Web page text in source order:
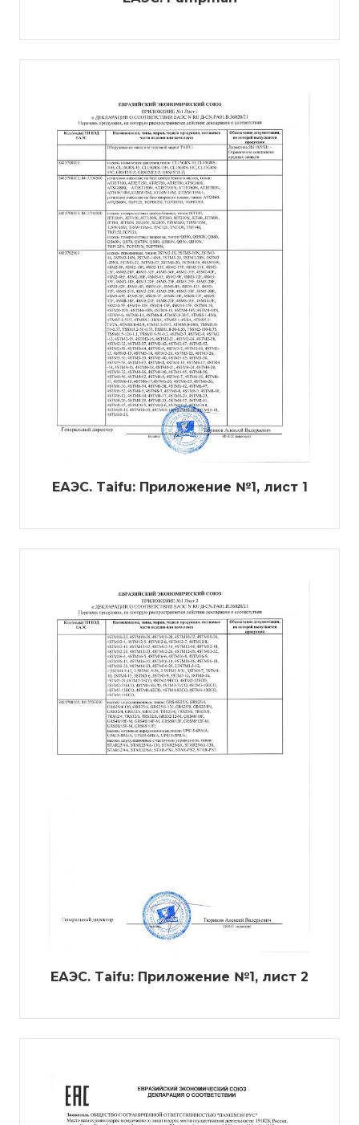
ЕАЭС. Taifu: Приложение №1, лист 1
ЕАЭС. Taifu: Приложение №1, лист 2